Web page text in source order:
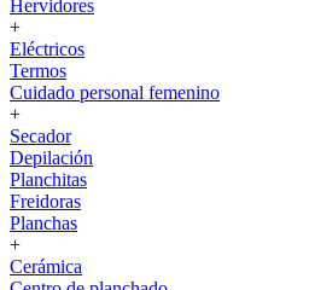
Hervidores
+
Eléctricos
Termos
Cuidado personal femenino
+
Secador
Depilación
Planchitas
Freidoras
Planchas
+
Cerámica